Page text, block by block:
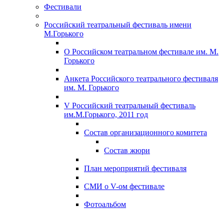
Фестивали
Российский театральный фестиваль имени
М.Горького
О Российском театральном фестивале им. М.
Горького
Анкета Российского театрального фестиваля
им. М. Горького
V Российский театральный фестиваль
им.М.Горького, 2011 год
Состав организационного комитета
Состав жюри
План мероприятий фестиваля
СМИ о V-ом фестивале
Фотоальбом